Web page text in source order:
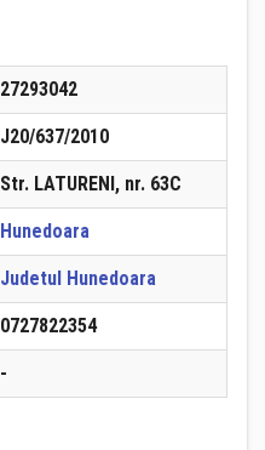
27293042
J20/637/2010
Str. LATURENI, nr. 63C
Hunedoara
Judetul Hunedoara
0727822354
-